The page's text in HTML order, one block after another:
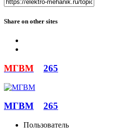
Share on other sites
МГВМ 265
МГВМ 265
Пользователь